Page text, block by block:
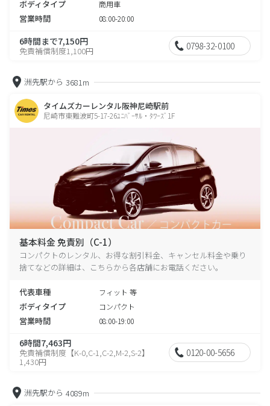
ボディタイプ 商用車
営業時間 08:00-20:00
6時間まで7,150円
免責補償制度1,100円 0798-32-0100
洲先駅から 3681m
タイムズカーレンタル阪神尼崎駅前
尼崎市東難波町5-17-26ﾕﾆﾊﾞｰｻﾙ・ﾀﾜｰｽﾞ1F
基本料金 免責別（C-1）
コンパクトのレンタル、お得な割引料金、キャンセル料金や乗り
捨てなどの詳細は、こちらから各店舗にお電話ください。
代表車種 フィット 等
ボディタイプ コンパクト
営業時間 08:00-19:00
6時間7,463円
免責補償制度【K-0,C-1,C-2,M-2,S-2】
1,430円
0120-00-5656
洲先駅から 4089m